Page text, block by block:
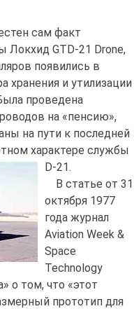
сам факт
GTD-21 Drone,
появились в
хранения и утилизации
проведена
на «пенсию»,
на пути к последней
характере службы
D-21.
В статье от 31
октября 1977
года журнал
Aviation Week &
Space
Technology
о том, что «этот
прототип для